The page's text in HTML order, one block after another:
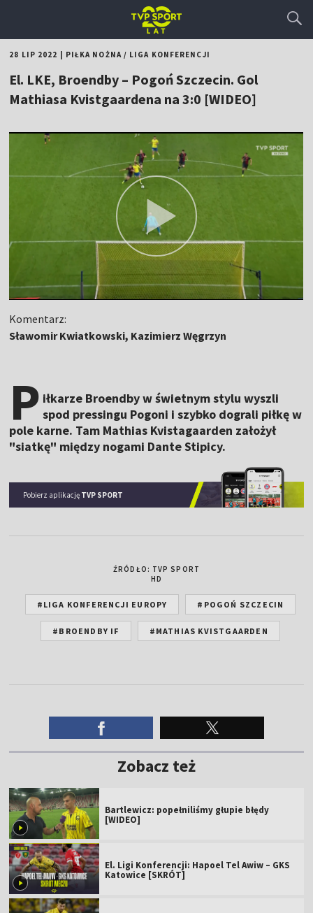
28 LIP 2022 PIŁKA NOŻNA/ LIGA KONFERENCJI
El. LKE, Broendby – Pogoń Szczecin. Gol
Mathiasa Kvistgaardena na 3:0 [WIDEO]
Komentarz:
Sławomir Kwiatkowski, Kazimierz Węgrzyn
P iłkarze Broendby w świetnym stylu wyszli
spod pressingu Pogoni i szybko dograli piłkę w
pole karne. Tam Mathias Kvistagaarden założył
"siatkę" między nogami Dante Stipicy.
Pobierz aplikację TVP SPORT
ŹRÓDŁO: TVP SPORT
HD
#LIGA KONFERENCJI EUROPY #POGOŃ SZCZECIN
#BROENDBY IF #MATHIAS KVISTGAARDEN
Zobacz też
Bartlewicz: popełniliśmy głupie błędy
[WIDEO]
El. Ligi Konferencji: Hapoel Tel Awiw – GKS
Katowice [SKRÓT]